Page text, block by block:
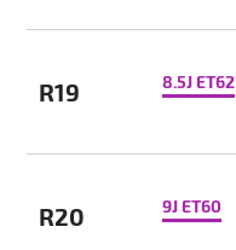
R19 8.5J ET62
R20 9J ET60